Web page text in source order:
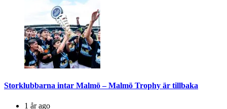
Storklubbarna intar Malmö – Malmö Trophy är tillbaka
1 år ago